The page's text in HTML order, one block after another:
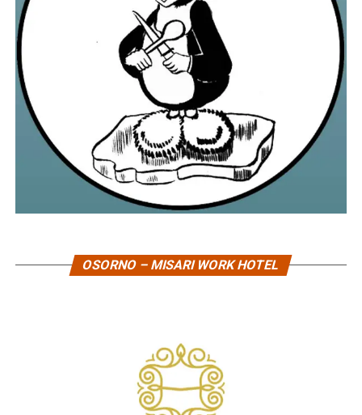
OSORNO – MISARI WORK HOTEL